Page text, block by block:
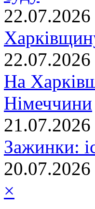
22.07.2026
22.07.2026
На
Німеччини
21.07.2026
Зажинки:
20.07.2026
×